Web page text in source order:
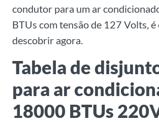
condutor para um ar
BTUs com tensão de 127 Volts, é
descobrir agora.
Tabela de
para ar
18000 BTUs